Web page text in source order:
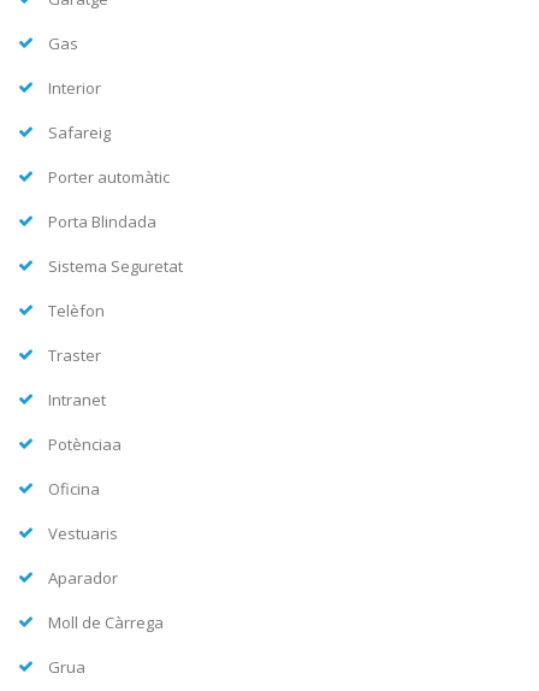
Gas
Interior
Safareig
Porter automàtic
Porta Blindada
Sistema Seguretat
Telèfon
Traster
Intranet
Potènciaa
Oficina
Vestuaris
Aparador
Moll de Càrrega
Grua